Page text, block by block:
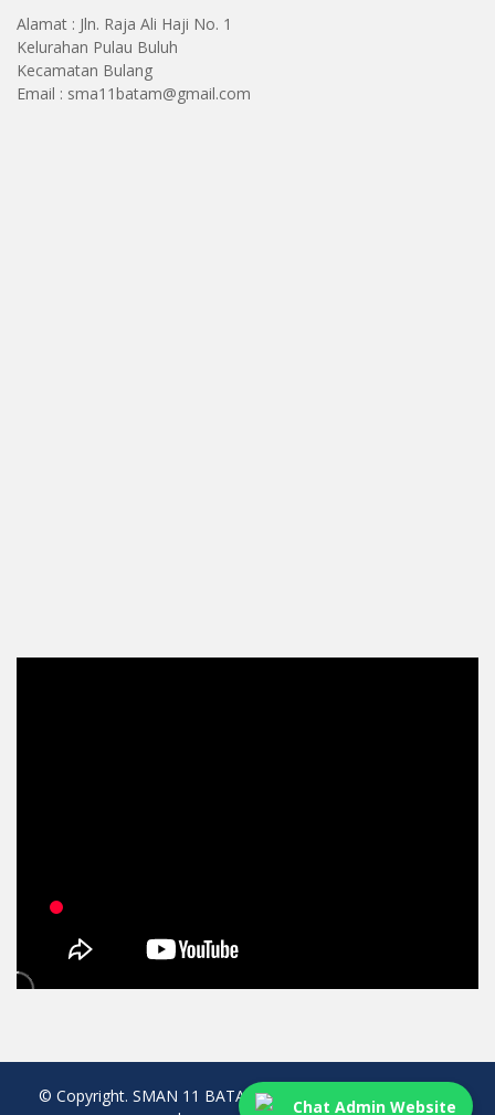
Alamat : Jln. Raja Ali Haji No. 1
Kelurahan Pulau Buluh
Kecamatan Bulang
Email : sma11batam@gmail.com
Chat Admin Website
© Copyright. SMAN 11 BATAM. All rights reserved. created